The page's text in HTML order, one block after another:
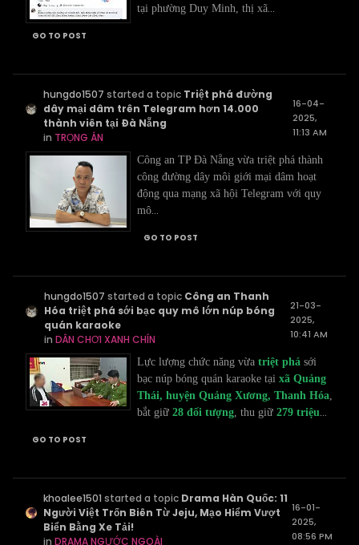
tại phường Duy Minh, thị xã...
GO TO POST
hungdo1507 started a topic Triệt phá đường
dây mại dâm trên Telegram hơn 14.000
thành viên tại Đà Nẵng
in TRỌNG ÁN
16-04-
2025,
11:13 AM
Công an TP Đà Nẵng vừa triệt phá thành
công đường dây môi giới mại dâm hoạt
động qua mạng xã hội Telegram với quy
mô...
GO TO POST
hungdo1507 started a topic Công an Thanh
Hóa triệt phá sới bạc quy mô lớn núp bóng
quán karaoke
in DÂN CHƠI XANH CHÍN
21-03-
2025,
10:41 AM
Lực lượng chức năng vừa triệt phá sới
bạc núp bóng quán karaoke tại xã Quảng
Thái, huyện Quảng Xương, Thanh Hóa,
bắt giữ 28 đối tượng, thu giữ 279 triệu...
GO TO POST
khoalee1501 started a topic Drama Hàn Quốc: 11
Người Việt Trốn Biên Từ Jeju, Mạo Hiểm Vượt
Biển Bằng Xe Tải!
in DRAMA NGƯỚC NGOÀI
16-01-
2025,
08:56 PM